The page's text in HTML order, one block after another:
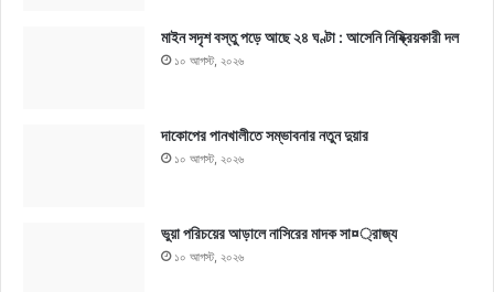
মাইন সদৃশ বস্তু পড়ে আছে ২৪ ঘণ্টা : আসেনি নিষ্ক্রিয়কারী দল
১০ আগস্ট, ২০২৬
দাকোপের পানখালীতে সম্ভাবনার নতুন দুয়ার
১০ আগস্ট, ২০২৬
ভুয়া পরিচয়ের আড়ালে নাসিরের মাদক সা¤্রাজ্য
১০ আগস্ট, ২০২৬